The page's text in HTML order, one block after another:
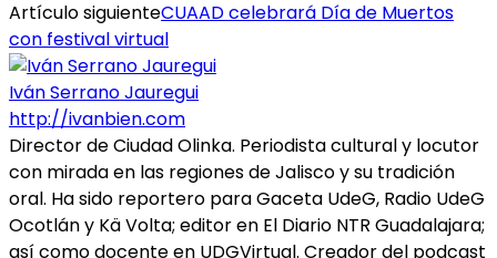
Artículo siguienteCUAAD celebrará Día de Muertos
con festival virtual
Iván Serrano Jauregui
http://ivanbien.com
Director de Ciudad Olinka. Periodista cultural y locutor
con mirada en las regiones de Jalisco y su tradición
oral. Ha sido reportero para Gaceta UdeG, Radio UdeG
Ocotlán y Kä Volta; editor en El Diario NTR Guadalajara;
así como docente en UDGVirtual. Creador del podcast